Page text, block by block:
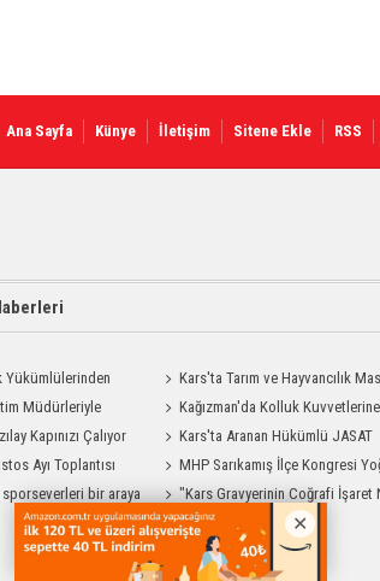
Ana Sayfa Künye İletişim Sitene Ekle RSS
Yükümlülerinden
Kars'ta Tarım ve Hayvancılık
Yatırıldı
Müdürleriyle
Kağızman'da Kolluk
İlk Yardım Eğitimi
Kapınızı Çalıyor
Kars'ta Aranan Hükümlü JASAT
Operasyonuyla Yakalandı
Ayı Toplantısı
MHP Sarıkamış İlçe Kongresi
Katılımla Gerçekleştirildi
bir araya
"Kars Gravyerinin Coğrafi İşaret
Güçlendirilmesi Projesi"